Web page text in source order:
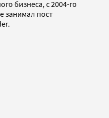
бизнеса, с 2004-го
занимал пост